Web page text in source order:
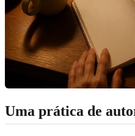
Uma prática de